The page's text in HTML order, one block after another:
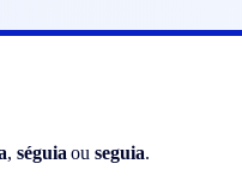
,séguia ouseguia.